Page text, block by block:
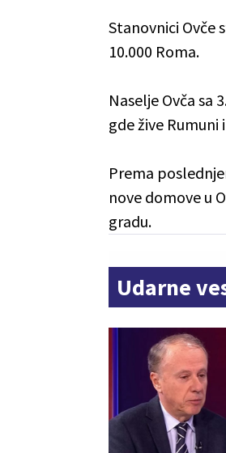
Stanovnici Ovče
10.000 Roma.
Naselje Ovča sa
gde žive Rumuni
Prema
nove domove u
gradu.
Udarne